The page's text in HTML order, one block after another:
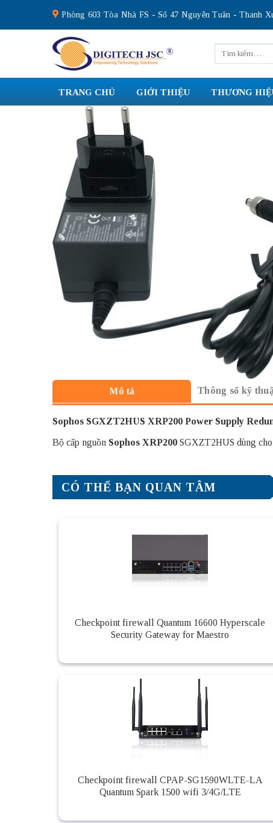
content
Phòng 603 Tòa Nhà FS - Số 47 Nguyễn Tuân - Thanh
kiếm:
TRANG CHỦ GIỚI THIỆU THƯƠNG
Mô tả Thông số kỹ
Sophos SGXZT2HUS XRP200 Power Supply
Bộ cấp nguồn Sophos XRP200 SGXZT2HUS dùng
CÓ THỂ BẠN QUAN TÂM
Checkpoint firewall Quantum 16600 Hyperscale
Security Gateway for Maestro
Checkpoint firewall CPAP-SG1590WLTE-LA
Quantum Spark 1500 wifi 3/4G/LTE